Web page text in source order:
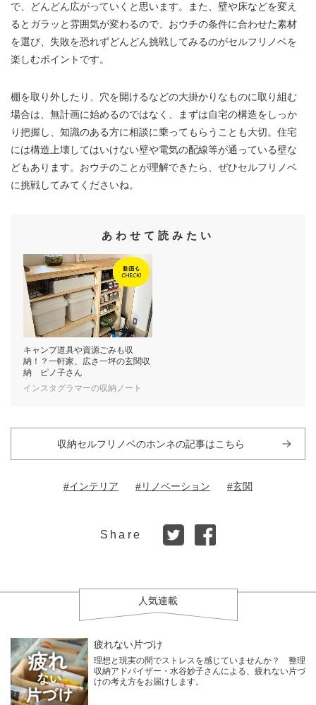
で、どんどん広がっていくと思います。また、壁や床などを変え
るとガラッと雰囲気が変わるので、おウチの条件に合わせた素材
を選び、失敗を恐れずどんどん挑戦してみるのがセルフリノベを
楽しむポイントです。
棚を取り外したり、穴を開けるなどの大掛かりなものに取り組む
場合は、無計画に始めるのではなく、まずは自宅の構造をしっか
り把握し、知識のある方に相談に乗ってもらうことも大切。住宅
には構造上壊してはいけない壁や電気の配線等が通っている壁な
どもあります。おウチのことが理解できたら、ぜひセルフリノベ
に挑戦してみてくださいね。
あわせて読みたい
キャンプ道具や資源ごみも収
納！？一軒家、広さ一坪の玄関収
納 ピノ子さん
インスタグラマーの収納ノート
収納セルフリノベのホンネの記事はこちら
#インテリア #リノベーション #玄関
Share
人気連載
疲れない片づけ
理想と現実の間でストレスを感じていませんか？ 整理
収納アドバイザー・水谷妙子さんによる、疲れない片づ
けの考え方をお届けします。